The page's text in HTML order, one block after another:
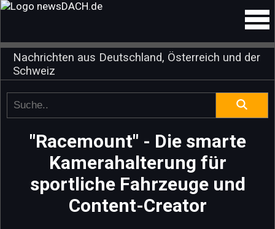
Nachrichten aus Deutschland, Österreich und der
Schweiz
"Racemount" - Die smarte
Kamerahalterung für
sportliche Fahrzeuge und
Content-Creator